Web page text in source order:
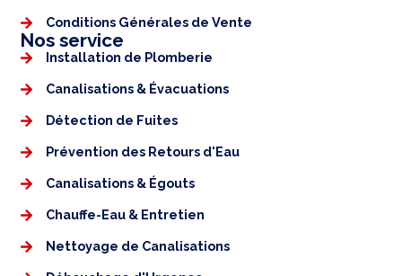
Conditions Générales de Vente
Nos service
Installation de Plomberie
Canalisations & Évacuations
Détection de Fuites
Prévention des Retours d'Eau
Canalisations & Égouts
Chauffe-Eau & Entretien
Nettoyage de Canalisations